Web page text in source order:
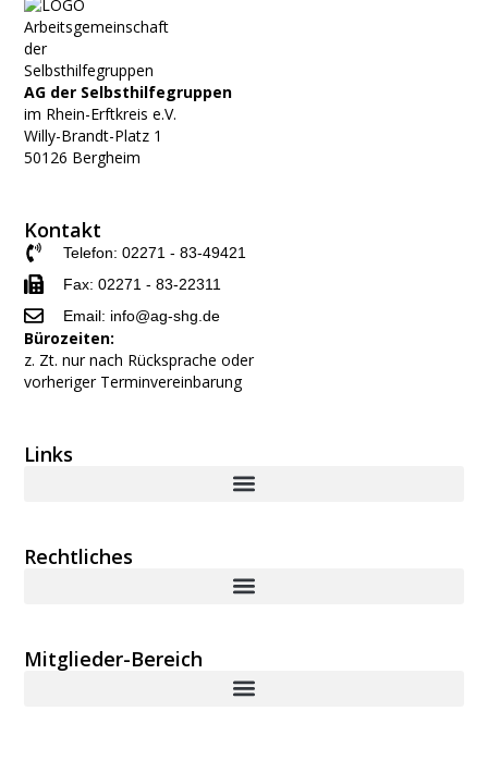
AG der Selbsthilfegruppen
im Rhein-Erftkreis e.V.
Willy-Brandt-Platz 1
50126 Bergheim
Kontakt
Telefon: 02271 - 83-49421
Fax: 02271 - 83-22311
Email: info@ag-shg.de
Bürozeiten:
z. Zt. nur nach Rücksprache oder
vorheriger Terminvereinbarung
Links
Rechtliches
Mitglieder-Bereich